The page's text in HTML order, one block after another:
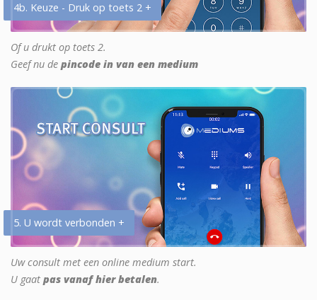
4b. Keuze - Druk op toets 2 +
Of u drukt op toets 2.
Geef nu de pincode in van een medium
5. U wordt verbonden +
Uw consult met een online medium start.
U gaat pas vanaf hier betalen.